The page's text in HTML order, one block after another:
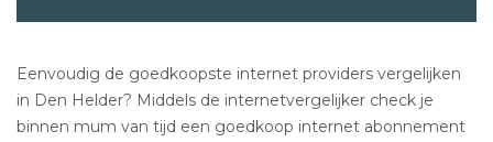
Eenvoudig de goedkoopste internet providers vergelijken
in Den Helder? Middels de internetvergelijker check je
binnen mum van tijd een goedkoop internet abonnement